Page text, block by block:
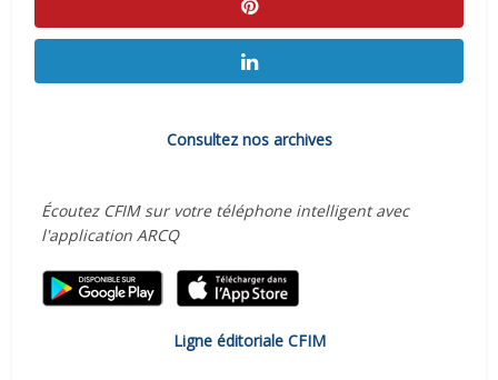
Consultez nos archives
Écoutez CFIM sur votre téléphone intelligent avec
l'application ARCQ
Ligne éditoriale CFIM